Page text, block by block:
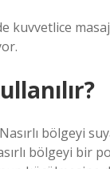
kuvvetlice
bölgeyi
bölgeyi bir